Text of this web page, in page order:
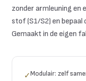
zonder armleuning en
stof (S1/S2) en bepaal
Gemaakt in de eigen
✓Modulair: zelf